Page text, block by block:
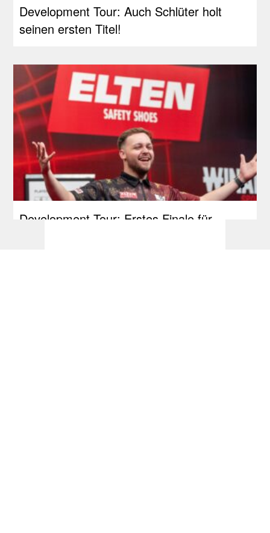
Development Tour: Auch Schlüter holt
seinen ersten Titel!
Development Tour: Erstes Finale für